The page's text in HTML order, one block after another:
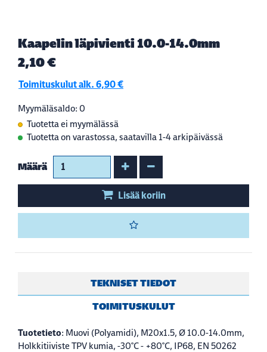
Kaapelin läpivienti 10.0-14.0mm
2,10 €
Toimituskulut alk. 6,90 €
Myymäläsaldo: 0
Tuotetta ei myymälässä
Tuotetta on varastossa, saatavilla 1-4 arkipäivässä
Määrä Kasvata määrää
Vähennä määrää
Lisää koriin
TEKNISET TIEDOT
TOIMITUSKULUT
Tuotetieto: Muovi (Polyamidi), M20x1.5, Ø 10.0-14.0mm,
Holkkitiiviste TPV kumia, -30°C - +80°C, IP68, EN 50262